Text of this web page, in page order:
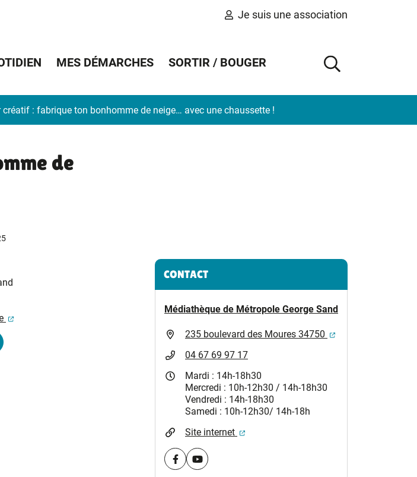
Facebook
Instagram
compte Linkedin Je suis une association
MES DÉMARCHES SORTIR / BOUGER
AFFICHER
créatif : fabrique ton bonhomme de neige… avec une chaussette !
de
(ouverture dans un nouvel onglet)
Informations complémentaires
CONTACT
Médiathèque de Métropole George Sand
235 boulevard des Moures 34750
(ouverture dans un
04 67 69 97 17
Mardi : 14h-18h30
Mercredi : 10h-12h30 / 14h-18h30
Vendredi : 14h-18h30
Samedi : 10h-12h30/ 14h-18h
Site internet
(ouverture dans un nouvel onglet)
Visiter la page Facebook (nouvelle fenêtre)
Visiter la page youtube (nouvelle fenêtre)